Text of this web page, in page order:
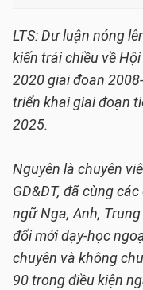
LTS: Dư luận nóng
kiến trái chiều về
2020 giai đoạn
triển khai giai đoạn
2025.
Nguyên là chuyên
GD&ĐT, đã cùng
ngữ Nga, Anh,
đổi mới dạy-học
chuyên và không
90 trong điều kiện